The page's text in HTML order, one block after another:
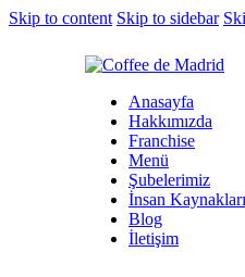
Skip to content Skip to sidebar
Anasayfa
Hakkımızda
Franchise
Menü
Şubelerimiz
İnsan Kaynakları
Blog
İletişim